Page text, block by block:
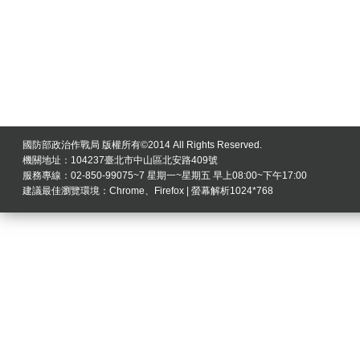
國防部政治作戰局 版權所有©2014 All Rights Reserved.
機關地址：104237臺北市中山區北安路409號
服務專線：02-850-99075~7 星期一~星期五 早上08:00~下午17:00
建議最佳瀏覽環境：Chrome、Firefox | 螢幕解析1024*768